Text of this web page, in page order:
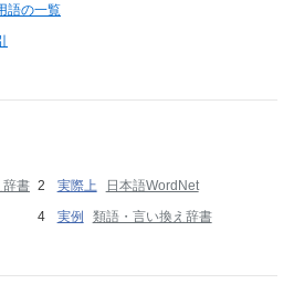
語の一覧
辞書 実際上
日本語WordNet
実例 類語・言い換え辞書